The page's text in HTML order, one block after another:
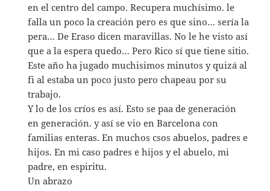
en el centro del campo. Recupera muchísimo. le
falla un poco la creación pero es que sino… sería la
pera… De Eraso dicen maravillas. No le he visto así
que a la espera quedo… Pero Rico sí que tiene sitio.
Este año ha jugado muchisimos minutos y quizá al
fi al estaba un poco justo pero chapeau por su
trabajo.
Y lo de los críos es así. Esto se paa de generación
en generación. y así se vio en Barcelona con
familias enteras. En muchos csos abuelos, padres e
hijos. En mi caso padres e hijos y el abuelo, mi
padre, en espiritu.
Un abrazo